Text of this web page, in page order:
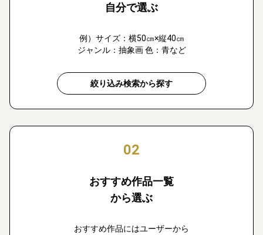
自分で選ぶ
例）サイズ：横50㎝×縦40㎝
ジャンル：抽象画 色：青など
絞り込み検索から探す
02
おすすめ作品一覧
から選ぶ
おすすめ作品にはユーザーから